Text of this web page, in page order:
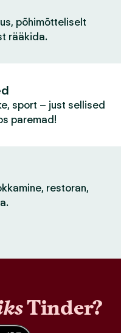
põhimõtteliselt
rääkida.
sport – just sellised
paremad!
restoran,
Tinder?